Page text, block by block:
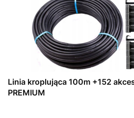
Linia kroplująca 100m +152
PREMIUM